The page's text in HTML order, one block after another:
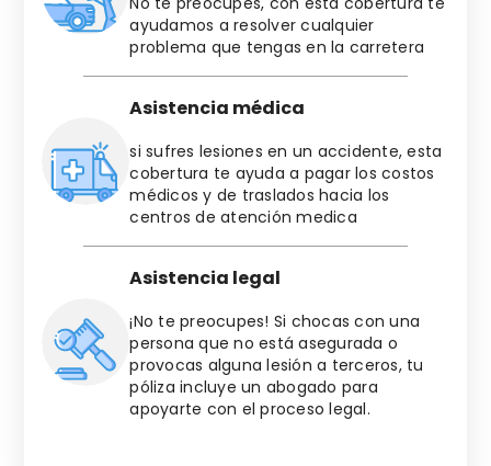
ayudamos a resolver cualquier
problema que tengas en la carretera
Asistencia médica
si sufres lesiones en un accidente, esta
cobertura te ayuda a pagar los costos
médicos y de traslados hacia los
centros de atención medica
Asistencia legal
¡No te preocupes! Si chocas con una
persona que no está asegurada o
provocas alguna lesión a terceros, tu
póliza incluye un abogado para
apoyarte con el proceso legal.